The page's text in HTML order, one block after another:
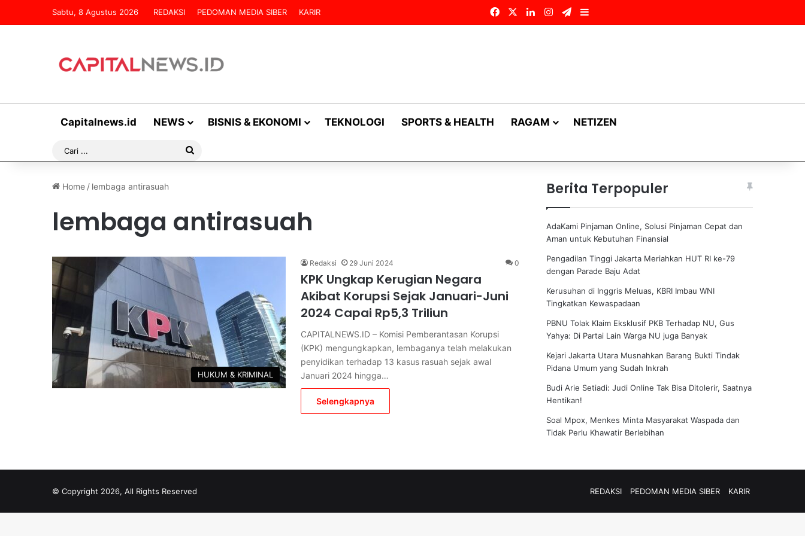
Sabtu, 8 Agustus 2026 REDAKSI PEDOMAN MEDIA SIBER KARIR FacebookLinkedInInstagram
Telegram
Sidebar
Capitalnews.id NEWS BISNIS & EKONOMI TEKNOLOGI SPORTS & HEALTH RAGAM NETIZEN
Cari
Home / lembaga antirasuah
lembaga antirasuah
HUKUM & KRIMINAL
Redaksi 29 Juni 2024 0
KPK Ungkap Kerugian Negara
Akibat Korupsi Sejak Januari-Juni
2024 Capai Rp5,3 Triliun
CAPITALNEWS.ID – Komisi Pemberantasan Korupsi
(KPK) mengungkapkan, lembaganya telah melakukan
penyidikan terhadap 13 kasus rasuah sejak awal
Januari 2024 hingga…
Selengkapnya
Berita Terpopuler
AdaKami Pinjaman Online, Solusi Pinjaman Cepat dan
Aman untuk Kebutuhan Finansial
Pengadilan Tinggi Jakarta Meriahkan HUT RI ke-79
dengan Parade Baju Adat
Kerusuhan di Inggris Meluas, KBRI Imbau WNI
Tingkatkan Kewaspadaan
PBNU Tolak Klaim Eksklusif PKB Terhadap NU, Gus
Yahya: Di Partai Lain Warga NU juga Banyak
Kejari Jakarta Utara Musnahkan Barang Bukti Tindak
Pidana Umum yang Sudah Inkrah
Budi Arie Setiadi: Judi Online Tak Bisa Ditolerir, Saatnya
Hentikan!
Soal Mpox, Menkes Minta Masyarakat Waspada dan
Tidak Perlu Khawatir Berlebihan
© Copyright 2026, All Rights Reserved REDAKSI PEDOMAN MEDIA SIBER KARIR